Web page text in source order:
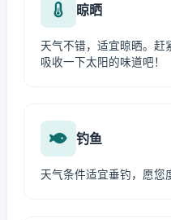
晾晒
天气不错，适宜晾晒。赶
吸收一下太阳的味道吧！
钓鱼
天气条件适宜垂钓，愿您